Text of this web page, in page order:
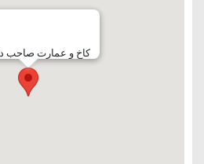
کاخ و عمارت صاحب